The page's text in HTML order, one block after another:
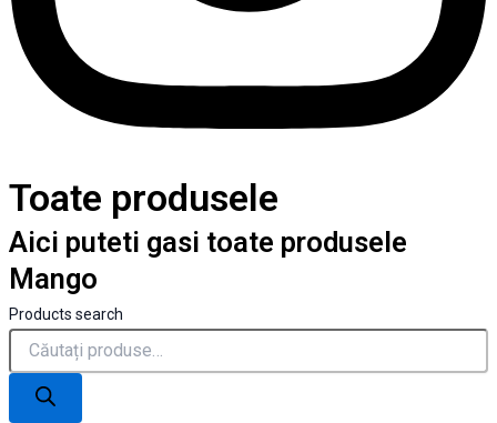
Toate produsele
Aici puteti gasi toate produsele
Mango
Products search